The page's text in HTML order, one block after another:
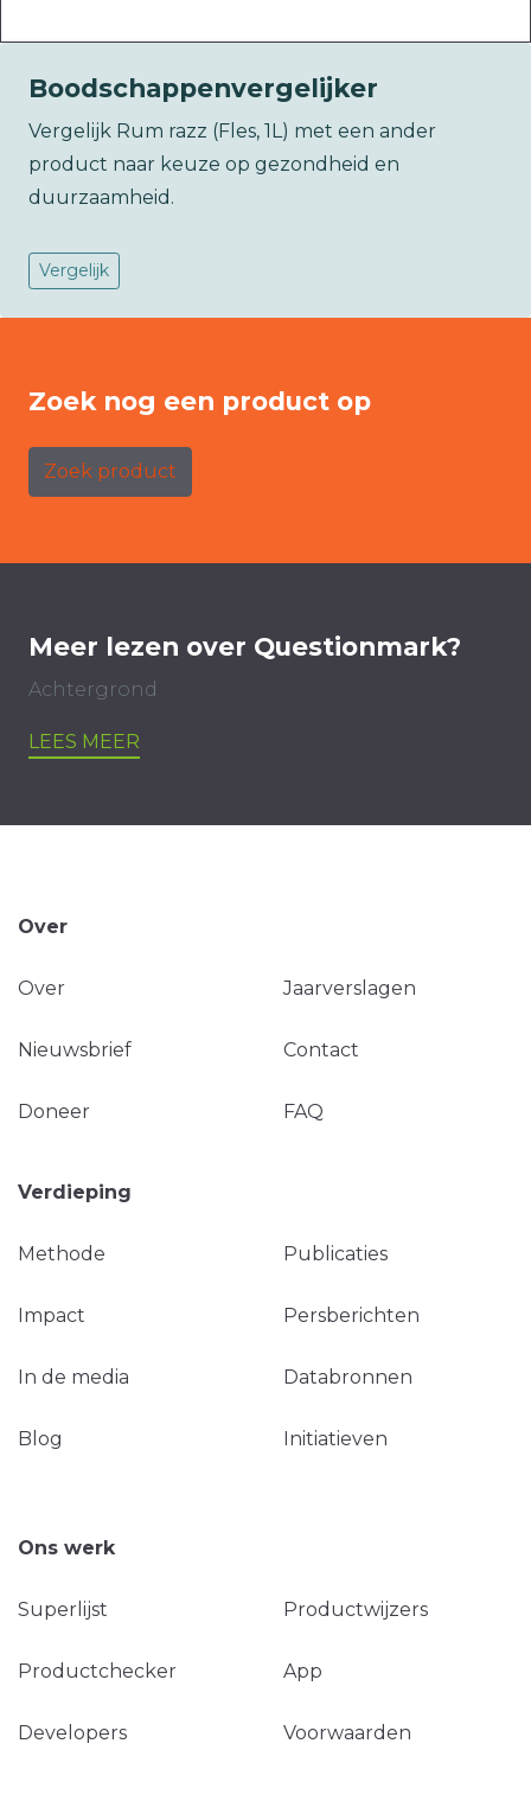
Boodschappenvergelijker
Vergelijk Rum razz (Fles, 1L) met een ander
product naar keuze op gezondheid en
duurzaamheid.
Vergelijk
Zoek nog een product op
Zoek product
Meer lezen over Questionmark?
Achtergrond
LEES MEER
Over
Over Jaarverslagen
Nieuwsbrief Contact
Doneer FAQ
Verdieping
Methode Publicaties
Impact Persberichten
In de media Databronnen
Blog Initiatieven
Ons werk
Superlijst Productwijzers
Productchecker App
Developers Voorwaarden